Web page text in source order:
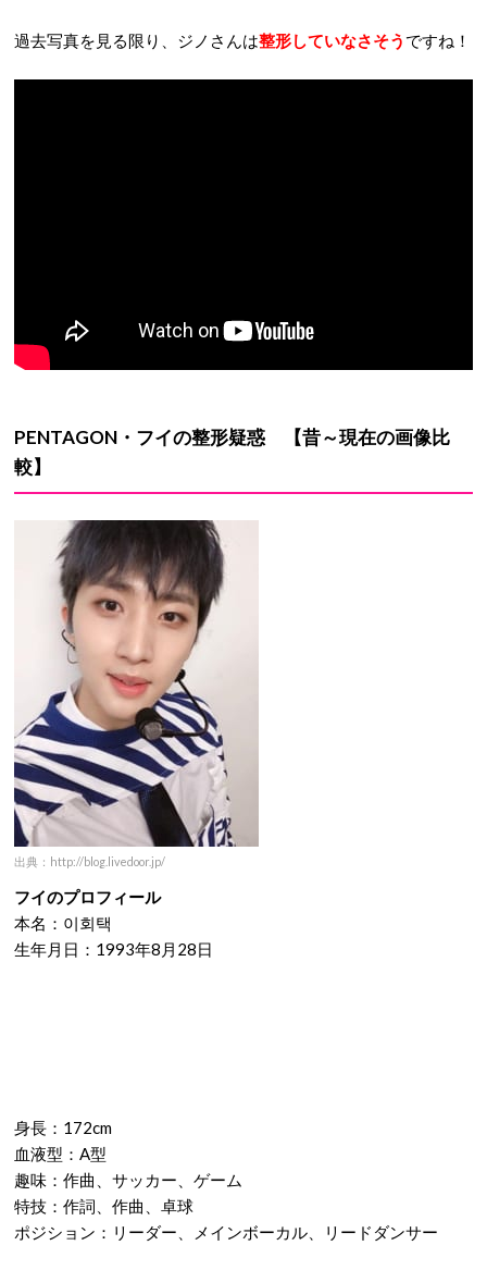
過去写真を見る限り、ジノさんは整形していなさそう ですね！
PENTAGON・フイの整形疑惑
【昔～現在の画像比
較】
出典：http://blog.livedoor.jp/
フイのプロフィール
本名：이회택
生年月日：1993年8月28日
身長：172cm
血液型：A型
趣味：作曲、サッカー、ゲーム
特技：作詞、作曲、卓球
ポジション：リーダー、メインボーカル、リードダンサー